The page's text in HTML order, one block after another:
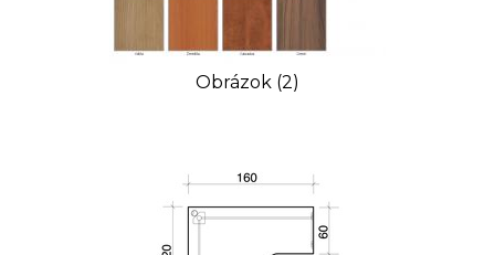
Obrázok (2)